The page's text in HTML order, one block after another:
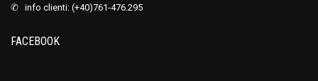
✆ info clienti: (+40)761-476.295
FACEBOOK